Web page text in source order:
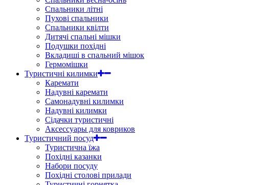
Спальники літні
Пухові спальники
Спальники квілти
Дитячі спальні мішки
Подушки похідні
Вкладиші в спальний мішок
Гермомішки
Туристичні килимки
Каремати
Надувні каремати
Самонадувні килимки
Надувні килимки
Сідачки туристичні
Аксессуары для ковриков
Туристичний посуд
Туристична їжа
Похідні казанки
Набори посуду
Похідні столові прилади